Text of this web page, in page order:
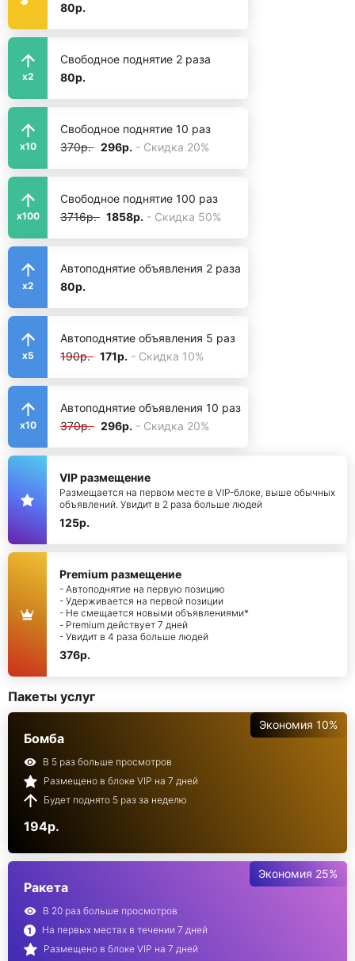
80р.
x2
Свободное поднятие 2 раза
80р.
x10
Свободное поднятие 10 раз
370р. 296р. - Скидка 20%
x100
Свободное поднятие 100 раз
3716р. 1858р. - Скидка 50%
x2
Автоподнятие объявления 2 раза
80р.
x5
Автоподнятие объявления 5 раз
190р. 171р. - Скидка 10%
x10
Автоподнятие объявления 10 раз
370р. 296р. - Скидка 20%
VIP размещение
Размещается на первом месте в VIP-блоке, выше обычных
объявлений. Увидит в 2 раза больше людей
125р.
Premium размещение
- Автоподнятие на первую позицию
- Удерживается на первой позиции
- Не смещается новыми объявлениями*
- Premium действует 7 дней
- Увидит в 4 раза больше людей
376р.
Пакеты услуг
Экономия 10%
Бомба
В 5 раз больше просмотров
Размещено в блоке VIP на 7 дней
Будет поднято 5 раз за неделю
194р.
Экономия 25%
Ракета
В 20 раз больше просмотров
На первых местах в течении 7 дней
Размещено в блоке VIP на 7 дней